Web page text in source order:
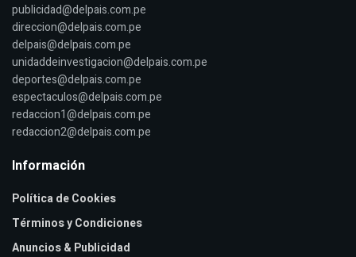
publicidad@delpais.com.pe
direccion@delpais.com.pe
delpais@delpais.com.pe
unidaddeinvestigacion@delpais.com.pe
deportes@delpais.com.pe
espectaculos@delpais.com.pe
redaccion1@delpais.com.pe
redaccion2@delpais.com.pe
Información
Política de Cookies
Términos y Condiciones
Anuncios & Publicidad